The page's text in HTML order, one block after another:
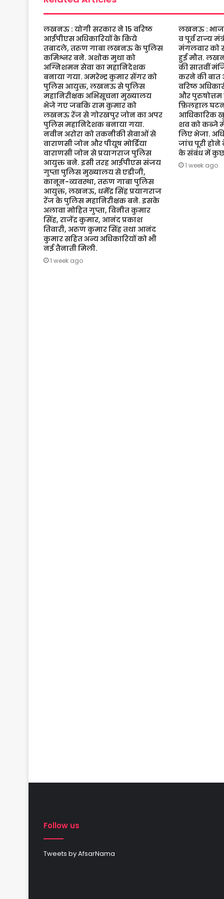
लखनऊ : योगी सरकार ने 15 वरिष्ठ
आईपीएस अधिकारियों के किये
तबादले, तरुण गाबा लखनऊ के पुलिस
कमिश्नर बने. अशोक मुथा को
अग्निशमन सेवा का महानिदेशक
बनाया गया. अमरेन्द्र कुमार सेंगर को
पुलिस आयुक्त, लखनऊ से पुलिस
महानिरीक्षक अभिसूचना मुख्यालय
भेजे गए जबकि राम कुमार को
लखनऊ रेंज से गोरखपुर जोन का अपर
पुलिस महानिदेशक बनाया गया.
नवीन अरोरा को तकनीकी सेवाओं से
वाराणसी जोन और पीयूष मोर्डिया
वाराणसी जोन से प्रयागराज पुलिस
आयुक्त बने. इसी तरह आईपीएस संजय
गुप्ता पुलिस मुख्यालय से एडीजी,
कानून-व्यवस्था, तरुण गाबा पुलिस
आयुक्त, लखनऊ, धर्मेंद्र सिंह प्रयागराज
रेंज के पुलिस महानिरीक्षक बने. इसके
अलावा मोहित गुप्ता, विनीत कुमार
सिंह, राजेंद्र कुमार, आनंद प्रकाश
तिवारी, अरुण कुमार सिंह तथा आनंद
कुमार सहित अन्य अधिकारियों को भी
नई तैनाती मिली.
1 week ago
लखनऊ :
व पूर्व राज्य
मंगलवार को
हुई मौत.
की सातवीं
करने की
वरिष्ठ
और
फ़िलहाल
आधिकारिक
शव को कब्जे
लिए भेजा.
जांच पूरी होने
के संबंध में कुछ
1 week ago
Follow us
Tweets by AfsarNama